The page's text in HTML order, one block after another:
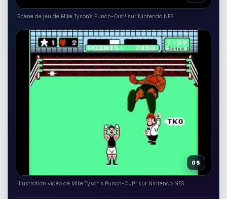
Scène de jeu de Mike Tyson's Punch-Out!! sur Nintendo NES
05
Illustration vidéo de Mike Tyson's Punch-Out!! sur Nintendo NES